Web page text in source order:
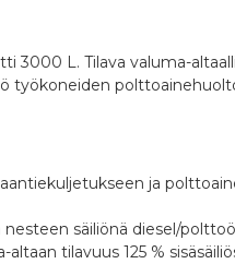
L. Tilava valuma-
työkoneiden
ja
säiliönä diesel/
tilavuus 125 %